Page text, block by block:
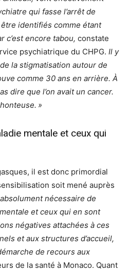
qui fasse l’arrêt de
identifiés comme étant
c’est encore tabou, constate
psychiatrique du CHPG. Il y
la stigmatisation autour de
comme 30 ans en arrière. À
dire que l’on avait un cancer.
»
mentale et ceux qui
il est donc primordial
soit mené auprès
nécessaire de
et ceux qui en sont
négatives attachées à ces
et aux structures d’accueil,
de recours aux
de la santé à Monaco. Quant